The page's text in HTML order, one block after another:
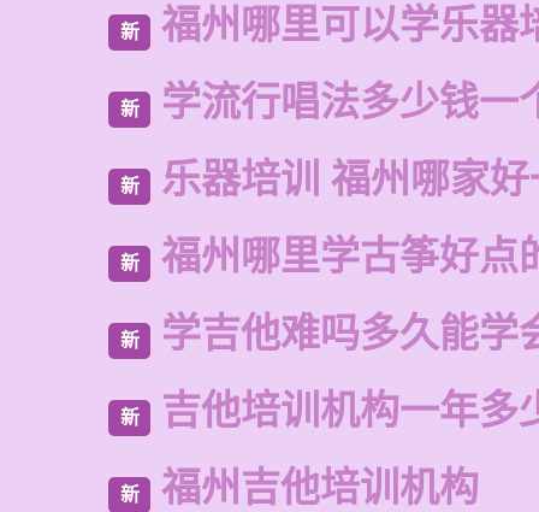
新 福州哪里可以学乐器
新 学流行唱法多少钱一
新 乐器培训 福州哪家
新 福州哪里学古筝好点
新 学吉他难吗多久能学
新 吉他培训机构一年多
新 福州吉他培训机构